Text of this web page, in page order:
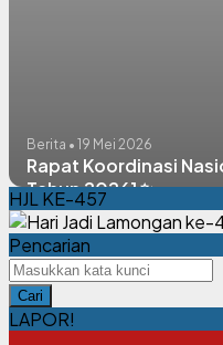
Berita • 19 Mei 2026
Rapat Koordinasi
Tahun 2026] ✨
HJL KE-457
Pencarian
Cari
LAPOR!